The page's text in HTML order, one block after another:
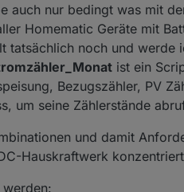
auch nur bedingt was mit
Homematic Geräte mit
tatsächlich noch und werde
ist ein
Bezugszähler, PV
um seine Zählerstände
und damit
Hauskraftwerk